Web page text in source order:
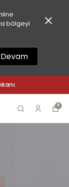
bölgeyi
Devam
0